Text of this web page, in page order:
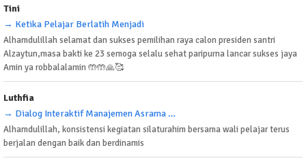
Tini
→ Ketika Pelajar Berlatih Menjadi
Alhamdulillah selamat dan sukses pemilihan raya calon presiden santri
Alzaytun,masa bakti ke 23 semoga selalu sehat paripurna lancar sukses jaya
Amin ya robbalalamin 🤲🤲🙏🥰
Luthfia
→ Dialog Interaktif Manajemen Asrama Dan
Alhamdulillah, konsistensi kegiatan silaturahim bersama wali pelajar terus
berjalan dengan baik dan berdinamis